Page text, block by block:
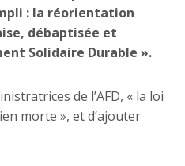
: la réorientation
débaptisée et
Solidaire Durable ».
de l’AFD, « la loi
morte », et d’ajouter